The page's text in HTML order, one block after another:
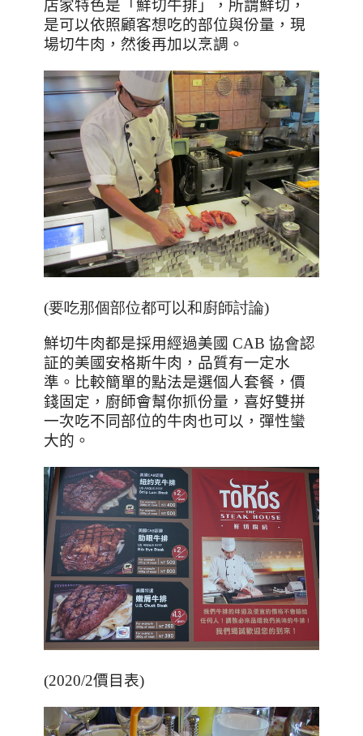
店家特色是「鮮切牛排」，所謂鮮切，
是可以依照顧客想吃的部位與份量，現
場切牛肉，然後再加以烹調。
(要吃那個部位都可以和廚師討論)
鮮切牛肉都是採用經過美國 CAB 協會認
証的美國安格斯牛肉，品質有一定水
準。 比較簡單的點法是選個人套餐，價
錢固定，廚師會幫你抓份量，喜好雙拼
一次吃不同部位的牛肉也可以，彈性蠻
大的。
(2020/2價目表)